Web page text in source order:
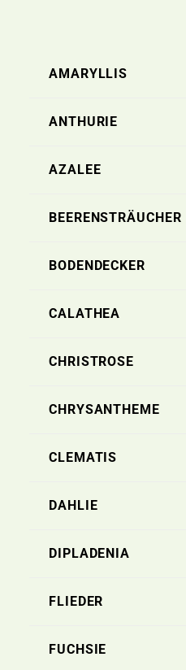
AMARYLLIS
ANTHURIE
AZALEE
BEERENSTRÄUCHER
BODENDECKER
CALATHEA
CHRISTROSE
CHRYSANTHEME
CLEMATIS
DAHLIE
DIPLADENIA
FLIEDER
FUCHSIE